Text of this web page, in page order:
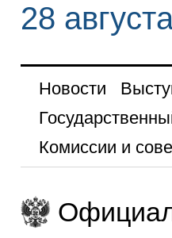
28
Новости
Комиссии и